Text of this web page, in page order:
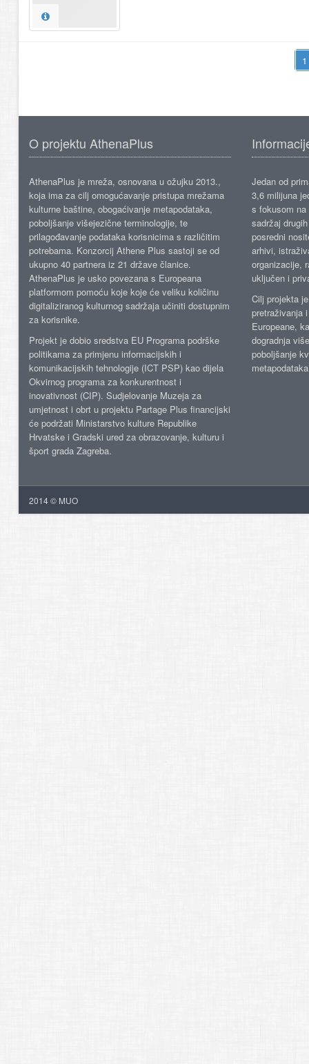
O projektu AthenaPlus
AthenaPlus je mreža, osnovana u ožujku 2013.,
koja ima za cilj omogućavanje pristupa mrežama
kulturne baštine, obogaćivanje metapodataka,
poboljšanje višejezične terminologije, te
prilagođavanje podataka korisnicima s različitim
potrebama. Konzorcij Athene Plus sastoji se od
ukupno 40 partnera iz 21 države članice.
AthenaPlus je usko povezana s Europeana
platformom pomoću koje koje će veliku količinu
digitaliziranog kulturnog sadržaja učiniti dostupnim
za korisnike.
Projekt je dobio sredstva EU Programa podrške
politikama za primjenu informacijskih i
komunikacijskih tehnologije (ICT PSP) kao dijela
Okvirnog programa za konkurentnost i
inovativnost (CIP). Sudjelovanje Muzeja za
umjetnost i obrt u projektu Partage Plus financijski
će podržati Ministarstvo kulture Republike
Hrvatske i Gradski ured za obrazovanje, kulturu i
šport grada Zagreba.
Jedan od
3,6 milijuna
s fokusom
sadržaj
posredni
arhivi,
organizacije,
uključen i
Cilj projekta
pretraživanja
Europeane,
dogradnja
poboljšanje
2014 © MUO